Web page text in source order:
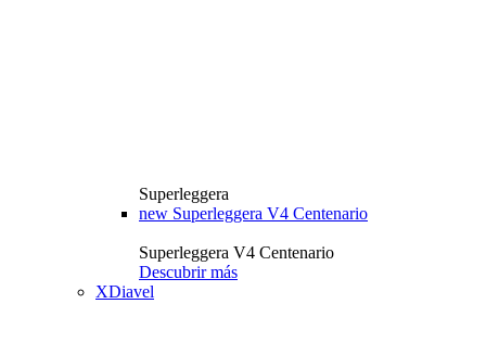
Superleggera
new Superleggera V4 Centenario
Superleggera V4 Centenario
Descubrir más
XDiavel